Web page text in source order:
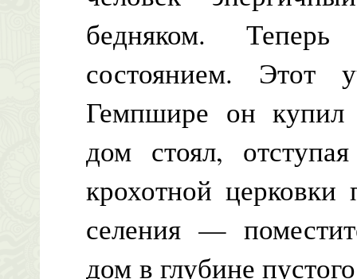
бедняком.
состоянием. Этот
Гемпшире он купил
дом стоял,
крохотной
селения —
дом в глубине